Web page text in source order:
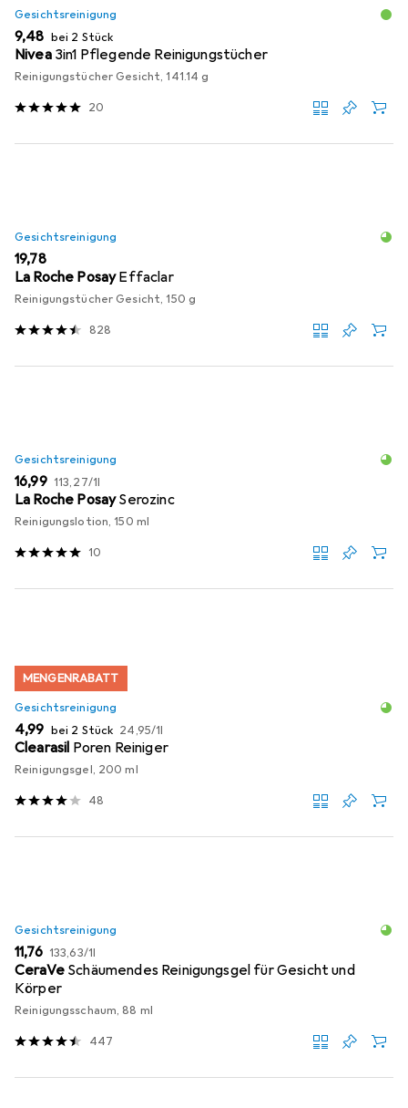
Gesichtsreinigung
EUR
9,48 bei 2 Stück
Nivea 3in1 Pflegende Reinigungstücher
Reinigungstücher Gesicht, 141.14 g
20
Gesichtsreinigung
EUR
19,78
La Roche PosayEffaclar
Reinigungstücher Gesicht, 150 g
828
Gesichtsreinigung
EUR
16,99 EUR
113,27/1l
La Roche PosaySerozinc
Reinigungslotion, 150 ml
10
MENGENRABATT
Gesichtsreinigung
EUR
4,99 bei 2 Stück EUR
24,95/1l
Clearasil Poren Reiniger
Reinigungsgel, 200 ml
48
Gesichtsreinigung
EUR
11,76 EUR
133,63/1l
CeraVe Schäumendes Reinigungsgel für Gesicht und
Körper
Reinigungsschaum, 88 ml
447